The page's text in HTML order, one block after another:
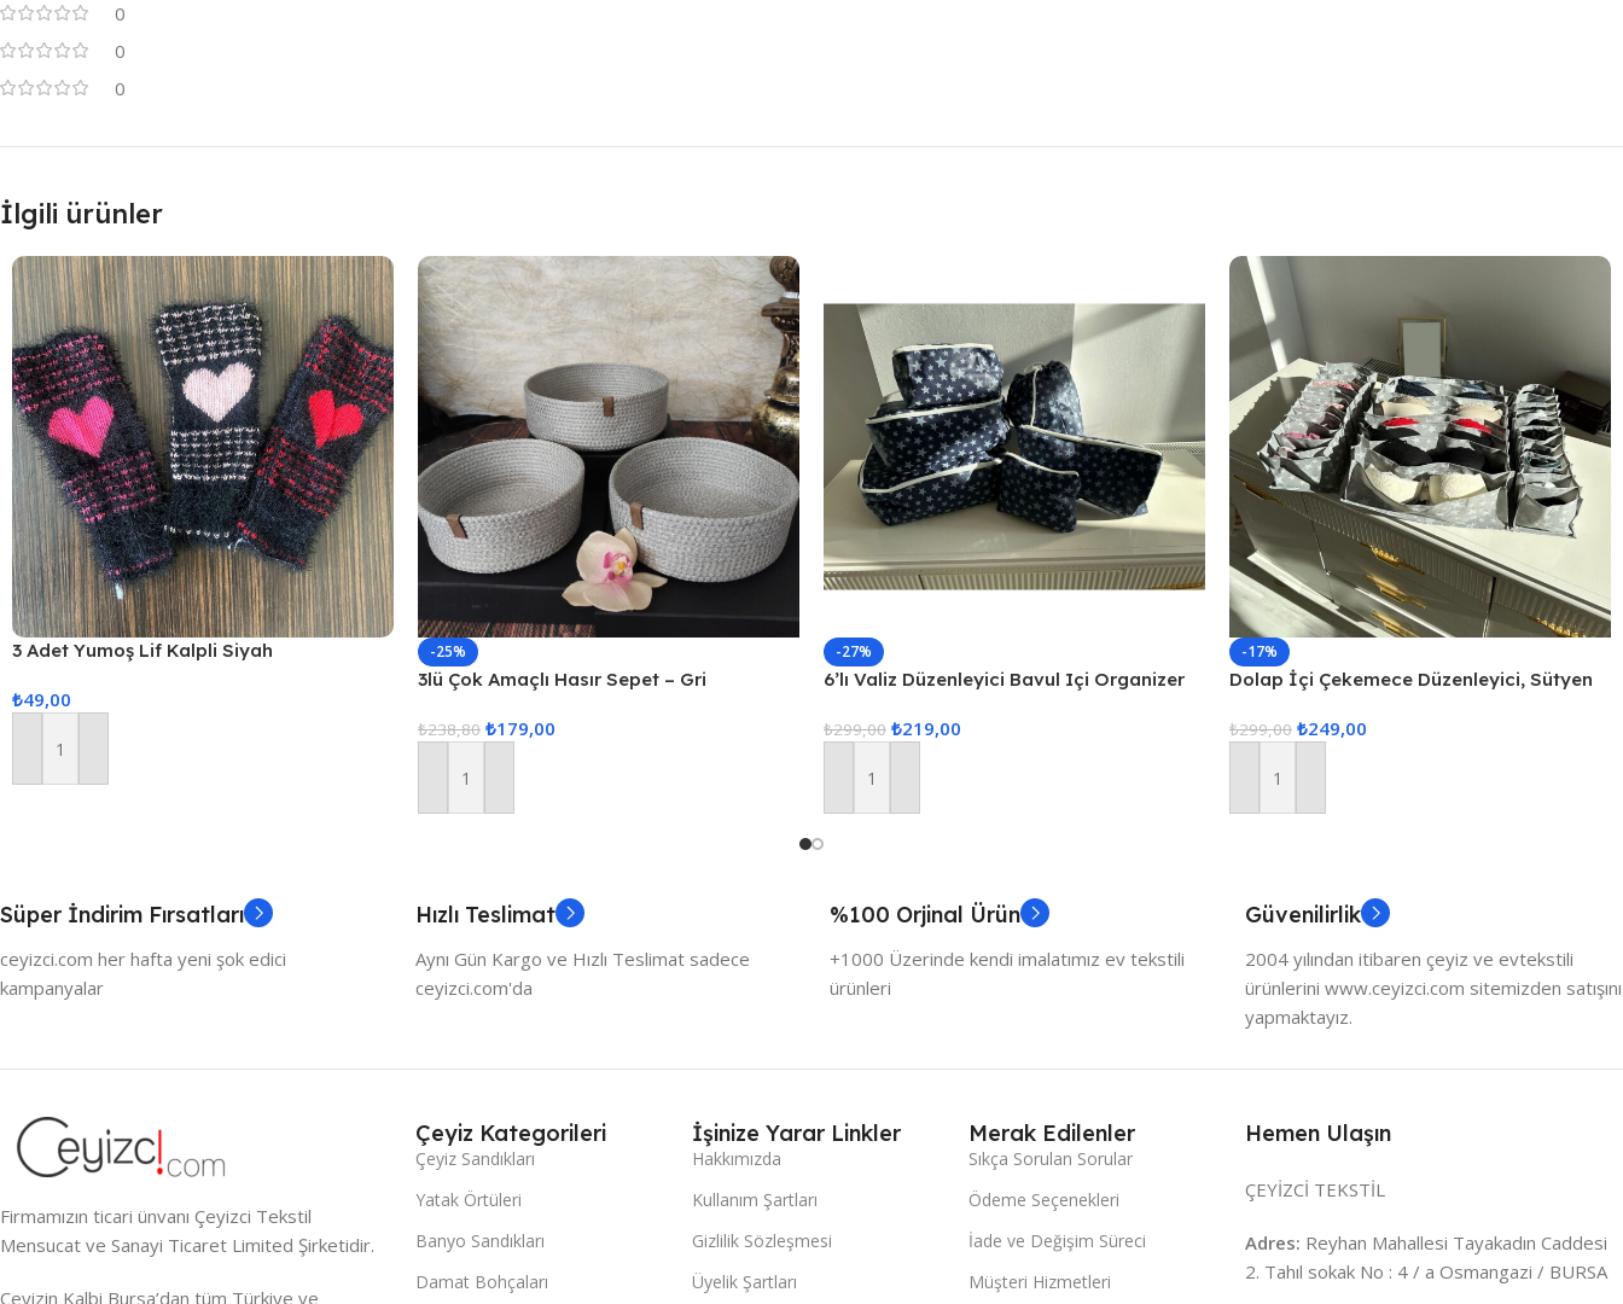
0
0
0
İlgili ürünler
3 Adet Yumoş Lif Kalpli Siyah
₺49,00
Sepete Ekle
-25%
3lü Çok Amaçlı Hasır Sepet – Gri
₺238,80 ₺179,00
Sepete Ekle
-27%
6’lı Valiz Düzenleyici Bavul Içi Organizer
₺299,00 ₺219,00
Sepete Ekle
-17%
Dolap İçi Çekemece Düzenleyici, Sütyen
Çekmece İçi Düzenle
₺299,00 ₺249,00
Sepete Ekle
Süper İndirim Fırsatları
ceyizci.com her hafta yeni şok edici
kampanyalar
Hızlı Teslimat
Aynı Gün Kargo ve Hızlı Teslimat sadece
ceyizci.com'da
%100 Orjinal Ürün
+1000 Üzerinde kendi imalatımız ev tekstili
ürünleri
Güvenilirlik
2004 yılından itibaren çeyiz ve evtekstili
ürünlerini www.ceyizci.com sitemizden satışını
yapmaktayız.
Firmamızın ticari ünvanı Çeyizci Tekstil
Mensucat ve Sanayi Ticaret Limited Şirketidir.
Çeyizin Kalbi Bursa’dan tüm Türkiye ve
Çeyiz Kategorileri
Çeyiz Sandıkları
Yatak Örtüleri
Banyo Sandıkları
Damat Bohçaları
İşinize Yarar Linkler
Hakkımızda
Kullanım Şartları
Gizlilik Sözleşmesi
Üyelik Şartları
Merak Edilenler
Sıkça Sorulan Sorular
Ödeme Seçenekleri
İade ve Değişim Süreci
Müşteri Hizmetleri
Hemen Ulaşın
ÇEYİZCİ TEKSTİL
Adres: Reyhan Mahallesi Tayakadın Caddesi
2. Tahıl sokak No : 4 / a Osmangazi / BURSA